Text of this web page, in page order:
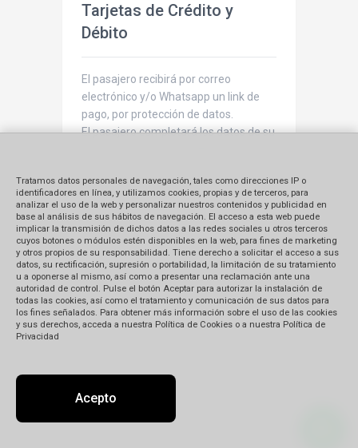
Tarjetas de Crédito y
Débito
El pasajero recibirá por correo
electrónico y/o Whatsapp un link de
pago, por protección de datos.
El pasajero completará los datos de su
La agencia recibirá un correo
electrónico con la confirmación del
pago, donde se indica aceptadoSe
confirma al pasajero por correo
electrónico y/o Whatsapp la recepción
del pago.
Tratamos datos personales de navegación, tales como direcciones IP o
identificadores en línea, y utilizamos cookies, propias y de terceros, para
analizar el uso de la web y personalizar nuestros contenidos y publicidad en
base al análisis de sus hábitos de navegación. El acceso a esta web puede
implicar la transmisión de dichos datos a las redes sociales u otros terceros
cuyos botones o módulos estén disponibles en la web, para fines de marketing
y otros propios de su responsabilidad. Tiene derecho a solicitar el acceso a sus
datos, su rectificación, supresión o portabilidad, la limitación de su tratamiento
u a oponerse al mismo, así como a presentar una reclamación ante una
autoridad de control. Pulse el botón Aceptar para autorizar la instalación de
todas las cookies, así como el tratamiento y comunicación de sus datos para
los fines señalados. Para obtener más información sobre el uso de las cookies
y sus derechos, acceda a nuestra Política de Cookies o a nuestra Política de
Privacidad
Acepto